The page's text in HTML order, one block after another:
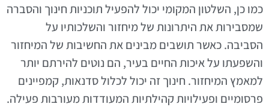
כמו כן, השלטון המקומי יכול להפעיל תוכניות חינוך והסברה
שמסבירות את היתרונות של מיחזור והשלכותיו על
הסביבה. כאשר תושבים מבינים את החשיבות של המיחזור
והשפעתו על איכות החיים בעיר, הם נוטים להירתם יותר
למאמץ המיחזור. חינוך זה יכול לכלול סדנאות, קמפיינים
פרסומיים ופעילויות קהילתיות המעודדות מעורבות פעילה.